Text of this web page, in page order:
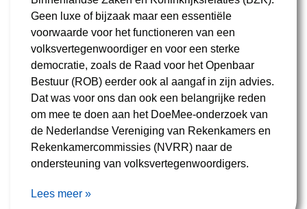
Geen luxe of bijzaak maar een essentiële
voorwaarde voor het functioneren van een
volksvertegenwoordiger en voor een sterke
democratie, zoals de Raad voor het Openbaar
Bestuur (ROB) eerder ook al aangaf in zijn advies.
Dat was voor ons dan ook een belangrijke reden
om mee te doen aan het DoeMee-onderzoek van
de Nederlandse Vereniging van Rekenkamers en
Rekenkamercommissies (NVRR) naar de
ondersteuning van volksvertegenwoordigers.
Lees meer »